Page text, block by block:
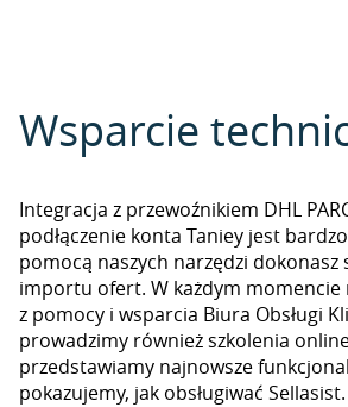
Wsparcie
Integracja z przewoźnikiem DHL
podłączenie konta Taniey jest
pomocą naszych narzędzi dokonasz
importu ofert. W każdym momencie
z pomocy i wsparcia Biura Obsługi
prowadzimy również szkolenia
przedstawiamy najnowsze
pokazujemy, jak obsługiwać Sellasist.